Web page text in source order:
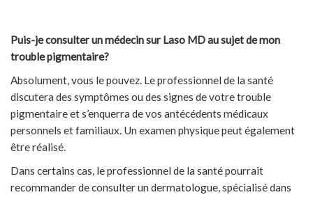
Puis-je consulter un médecin sur Laso MD au sujet de mon
trouble pigmentaire?
Absolument, vous le pouvez. Le professionnel de la santé
discutera des symptômes ou des signes de votre trouble
pigmentaire et s’enquerra de vos antécédents médicaux
personnels et familiaux. Un examen physique peut également
être réalisé.
Dans certains cas, le professionnel de la santé pourrait
recommander de consulter un dermatologue, spécialisé dans